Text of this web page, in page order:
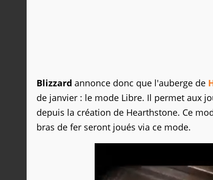
Blizzard annonce donc que l'auberge de
de janvier : le mode Libre. Il permet aux
depuis la création de Hearthstone. Ce
bras de fer seront joués via ce mode.